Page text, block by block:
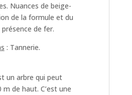
Nuances de beige-
de la formule et du
de fer.
: Tannerie.
un arbre qui peut
de haut. C’est une